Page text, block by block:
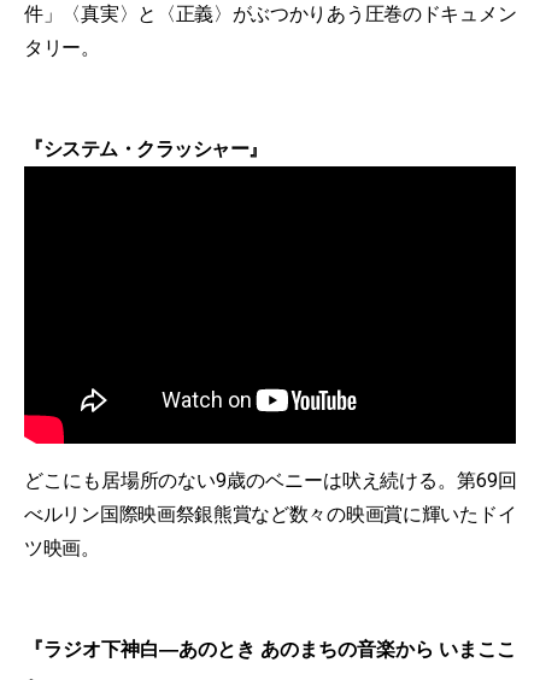
件」〈真実〉と〈正義〉がぶつかりあう圧巻のドキュメン
タリー。
『システム・クラッシャー』
どこにも居場所のない9歳のベニーは吠え続ける。第69回
べルリン国際映画祭銀熊賞など数々の映画賞に輝いたドイ
ツ映画。
『ラジオ下神白―あのとき あのまちの音楽から いまここ